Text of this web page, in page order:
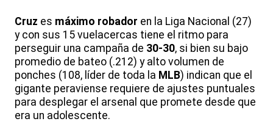
Cruz es máximo robador en la Liga Nacional (27)
y con sus 15 vuelacercas tiene el ritmo para
perseguir una campaña de 30-30, si bien su bajo
promedio de bateo (.212) y alto volumen de
ponches (108, líder de toda la MLB) indican que el
gigante peraviense requiere de ajustes puntuales
para desplegar el arsenal que promete desde que
era un adolescente.